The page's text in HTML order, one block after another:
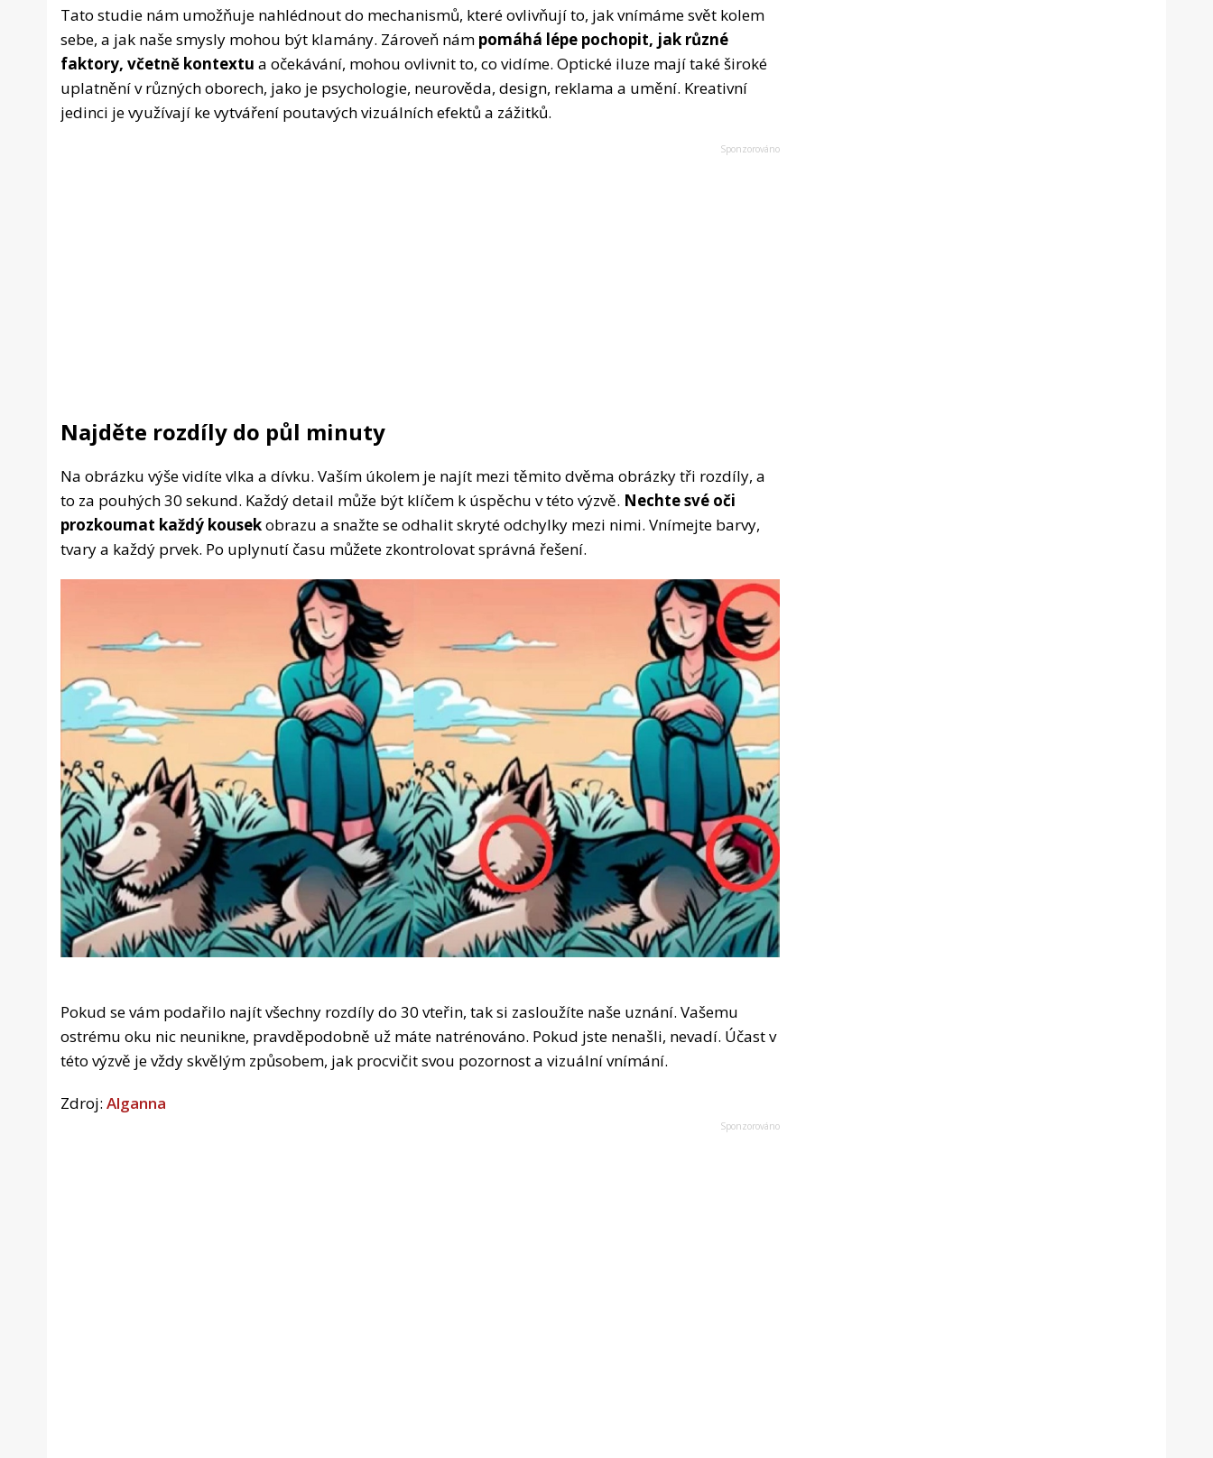
Tato studie nám umožňuje nahlédnout do mechanismů, které ovlivňují to, jak vnímáme svět kolem
sebe, a jak naše smysly mohou být klamány. Zároveň nám pomáhá lépe pochopit, jak různé
faktory, včetně kontextu a očekávání, mohou ovlivnit to, co vidíme. Optické iluze mají také široké
uplatnění v různých oborech, jako je psychologie, neurověda, design, reklama a umění. Kreativní
jedinci je využívají ke vytváření poutavých vizuálních efektů a zážitků.
Najděte rozdíly do půl minuty
Na obrázku výše vidíte vlka a dívku. Vaším úkolem je najít mezi těmito dvěma obrázky tři rozdíly, a
to za pouhých 30 sekund. Každý detail může být klíčem k úspěchu v této výzvě. Nechte své oči
prozkoumat každý kousekobrazu a snažte se odhalit skryté odchylky mezi nimi. Vnímejte barvy,
tvary a každý prvek. Po uplynutí času můžete zkontrolovat správná řešení.
Pokud se vám podařilo najít všechny rozdíly do 30 vteřin, tak si zasloužíte naše uznání. Vašemu
ostrému oku nic neunikne, pravděpodobně už máte natrénováno. Pokud jste nenašli, nevadí. Účast v
této výzvě je vždy skvělým způsobem, jak procvičit svou pozornost a vizuální vnímání.
Zdroj: Alganna